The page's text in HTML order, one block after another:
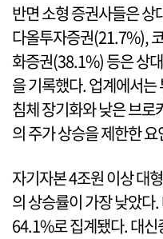
반면 소형 증권사들은
다올투자증권(21.7%),
화증권(38.1%) 등은 상
을 기록했다. 업계에서
침체 장기화와 낮은 브
의 주가 상승을 제한한
자기자본 4조원 이상 대
의 상승률이 가장 낮았
64.1%로 집계됐다. 대신